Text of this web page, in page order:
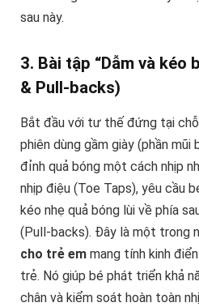
sau này.
3. Bài tập “Dẫm và kéo
& Pull-backs)
Bắt đầu với tư thế đứng tại
phiên dùng gầm giày (phần mũi
đỉnh quả bóng một cách nhịp
nhịp điệu (Toe Taps), yêu cầu
kéo nhẹ quả bóng lùi về phía
(Pull-backs). Đây là một trong
cho trẻ em mang tính kinh
trẻ. Nó giúp bé phát triển khả
chân và kiểm soát hoàn toàn